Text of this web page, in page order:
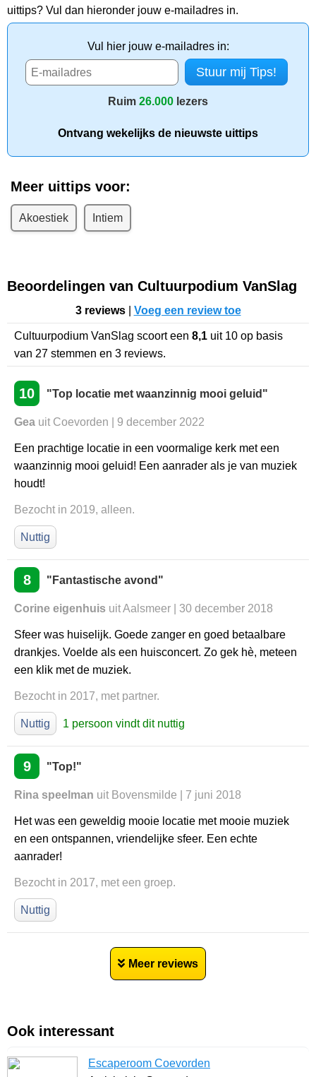
uittips? Vul dan hieronder jouw e-mailadres in.
Vul hier jouw e-mailadres in:
Ruim 26.000 lezers
Ontvang wekelijks de nieuwste uittips
Meer uittips voor:
Akoestiek Intiem
Beoordelingen van Cultuurpodium VanSlag
3 reviews| Voeg een review toe
Cultuurpodium VanSlag scoort een 8,1 uit 10 op basis
van 27 stemmen en 3 reviews.
10 "Top locatie met waanzinnig mooi geluid"
Gea uit Coevorden | 9 december 2022
Een prachtige locatie in een voormalige kerk met een
waanzinnig mooi geluid! Een aanrader als je van muziek
houdt!
Bezocht in 2019, alleen.
Nuttig
8 "Fantastische avond"
Corine eigenhuis uit Aalsmeer | 30 december 2018
Sfeer was huiselijk. Goede zanger en goed betaalbare
drankjes. Voelde als een huisconcert. Zo gek hè, meteen
een klik met de muziek.
Bezocht in 2017, met partner.
Nuttig 1 persoon vindt dit nuttig
9 "Top!"
Rina speelman uit Bovensmilde | 7 juni 2018
Het was een geweldig mooie locatie met mooie muziek
en een ontspannen, vriendelijke sfeer. Een echte
aanrader!
Bezocht in 2017, met een groep.
Nuttig
Meer reviews
Ook interessant
Escaperoom Coevorden